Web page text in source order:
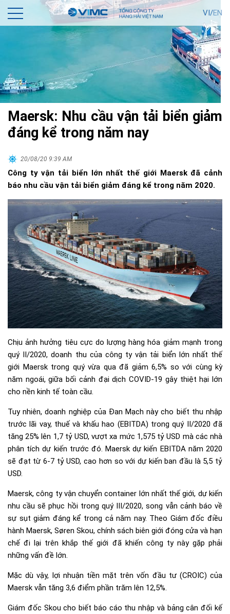
VI/EN
Maersk: Nhu cầu vận tải biển giảm
đáng kể trong năm nay
20/08/20 9:39 AM
Công ty vận tải biển lớn nhất thế giới Maersk đã cảnh
báo nhu cầu vận tải biển giảm đáng kể trong năm 2020.
Chịu ảnh hưởng tiêu cực do lượng hàng hóa giảm mạnh trong
quý II/2020, doanh thu của công ty vận tải biển lớn nhất thế
giới Maersk trong quý vừa qua đã giảm 6,5% so với cùng kỳ
năm ngoái, giữa bối cảnh đại dịch COVID-19 gây thiệt hại lớn
cho nền kinh tế toàn cầu.
Tuy nhiên, doanh nghiệp của Đan Mạch này cho biết thu nhập
trước lãi vay, thuế và khấu hao (EBITDA) trong quý II/2020 đã
tăng 25% lên 1,7 tỷ USD, vượt xa mức 1,575 tỷ USD mà các nhà
phân tích dự kiến trước đó. Maersk dự kiến EBITDA năm 2020
sẽ đạt từ 6-7 tỷ USD, cao hơn so với dự kiến ban đầu là 5,5 tỷ
USD.
Maersk, công ty vận chuyển container lớn nhất thế giới, dự kiến
nhu cầu sẽ phục hồi trong quý III/2020, song vẫn cảnh báo về
sự sụt giảm đáng kể trong cả năm nay. Theo Giám đốc điều
hành Maersk, Søren Skou, chính sách biên giới đóng cửa và hạn
chế đi lại trên khắp thế giới đã khiến công ty này gặp phải
những vấn đề lớn.
Mặc dù vậy, lợi nhuận tiền mặt trên vốn đầu tư (CROIC) của
Maersk vẫn tăng 3,6 điểm phần trăm lên 12,5%.
Giám đốc Skou cho biết báo cáo thu nhập và bảng cân đối kế